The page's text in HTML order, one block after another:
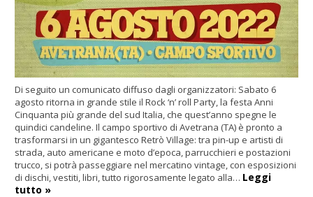
Di seguito un comunicato diffuso dagli organizzatori: Sabato 6
agosto ritorna in grande stile il Rock ‘n’ roll Party, la festa Anni
Cinquanta più grande del sud Italia, che quest’anno spegne le
quindici candeline. Il campo sportivo di Avetrana (TA) è pronto a
trasformarsi in un gigantesco Retrò Village: tra pin-up e artisti di
strada, auto americane e moto d’epoca, parrucchieri e postazioni
trucco, si potrà passeggiare nel mercatino vintage, con esposizioni
di dischi, vestiti, libri, tutto rigorosamente legato alla… Leggi
tutto »